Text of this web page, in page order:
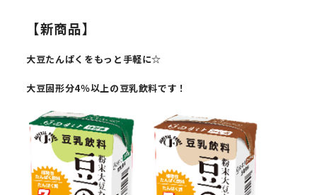
【新商品】
大豆たんぱくをもっと手軽に☆
大豆固形分4％以上の豆乳飲料です！